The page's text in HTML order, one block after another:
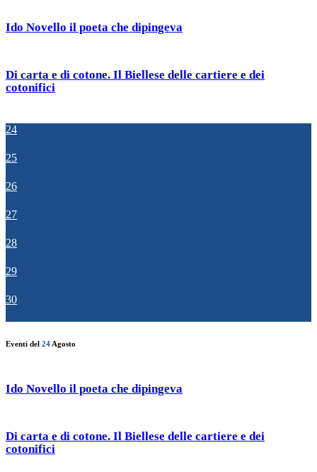
Ido Novello il poeta che dipingeva
Di carta e di cotone. Il Biellese delle cartiere e dei
cotonifici
24
25
26
27
28
29
30
Eventi del 24 Agosto
Ido Novello il poeta che dipingeva
Di carta e di cotone. Il Biellese delle cartiere e dei
cotonifici